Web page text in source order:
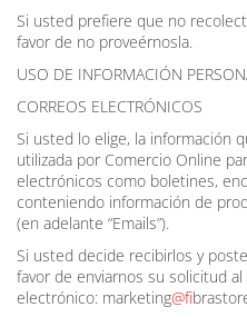
Si usted prefiere que no
favor de no proveérnosla.
USO DE INFORMACIÓN
CORREOS ELECTRÓNICOS
Si usted lo elige, la información
utilizada por Comercio Online
electrónicos como boletines,
conteniendo información de
(en adelante “Emails”).
Si usted decide recibirlos y
favor de enviarnos su solicitud
electrónico: marketing@f